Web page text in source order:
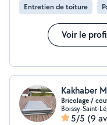
Entretien de toiture
Voir le
Kakhaber
Bricolage /
Boissy-Saint-
5/5 (9